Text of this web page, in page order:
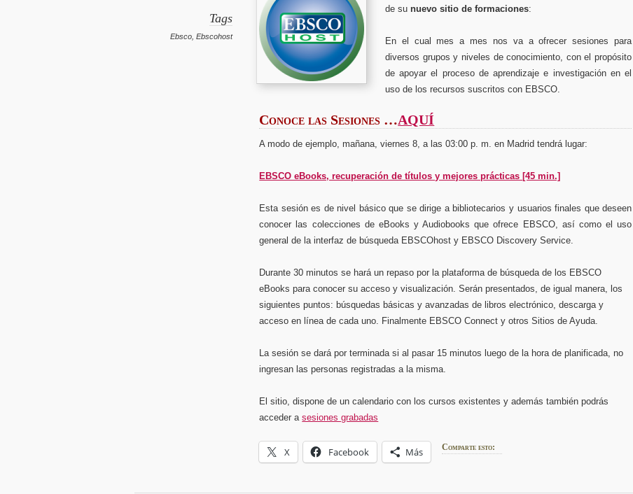
Tags
Ebsco ,Ebscohost
de su nuevo sitio de formaciones:
En el cual mes a mes nos va a ofrecer sesiones para
diversos grupos y niveles de conocimiento, con el propósito
de apoyar el proceso de aprendizaje e investigación en el
uso de los recursos suscritos con EBSCO.
Conoce las Sesiones …AQUÍ
A modo de ejemplo, mañana, viernes 8, a las 03:00 p. m. en Madrid tendrá lugar:
EBSCO eBooks, recuperación de títulos y mejores prácticas [45 min.]
Esta sesión es de nivel básico que se dirige a bibliotecarios y usuarios finales que deseen
conocer las colecciones de eBooks y Audiobooks que ofrece EBSCO, así como el uso
general de la interfaz de búsqueda EBSCOhost y EBSCO Discovery Service.
Durante 30 minutos se hará un repaso por la plataforma de búsqueda de los EBSCO
eBooks para conocer su acceso y visualización. Serán presentados, de igual manera, los
siguientes puntos: búsquedas básicas y avanzadas de libros electrónico, descarga y
acceso en línea de cada uno. Finalmente EBSCO Connect y otros Sitios de Ayuda.
La sesión se dará por terminada si al pasar 15 minutos luego de la hora de planificada, no
ingresan las personas registradas a la misma.
El sitio, dispone de un calendario con los cursos existentes y además también podrás
acceder asesiones grabadas
Comparte esto:
X Facebook Más